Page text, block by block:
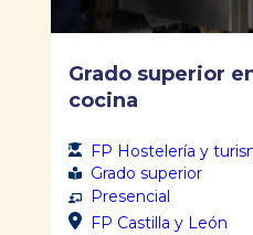
Grado superior
cocina
FP Hostelería y
Grado superior
Presencial
FP Castilla y León